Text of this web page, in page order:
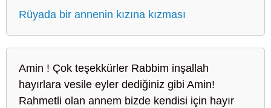
Rüyada bir annenin kızına kızması
Amin ! Çok teşekkürler Rabbim inşallah
hayırlara vesile eyler dediğiniz gibi Amin!
Rahmetli olan annem bizde kendisi için hayır